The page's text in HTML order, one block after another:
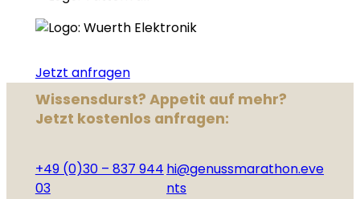
Jetzt anfragen
Wissensdurst? Appetit auf mehr?
Jetzt kostenlos anfragen:
+49 (0)30 – 837 944
03
hi@genussmarathon.eve
nts